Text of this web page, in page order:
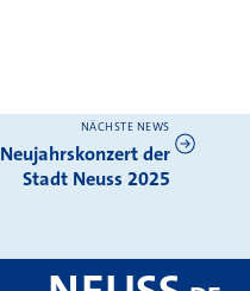
NÄCHSTE NEWS
Neujahrskonzert der
Stadt Neuss 2025